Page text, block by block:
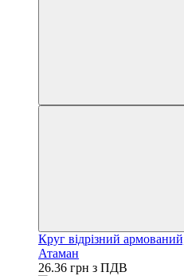
Круг відрізний
Атаман
26.36 грн з ПДВ